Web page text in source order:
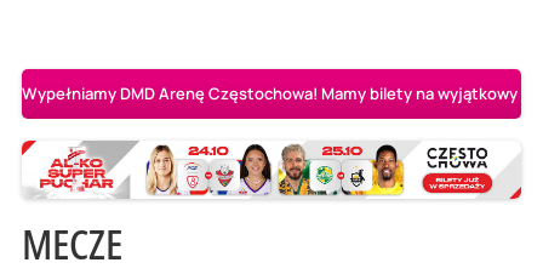
Wypełniamy DMD Arenę Częstochowa! Mamy bilety na wyjątkowy
MECZE